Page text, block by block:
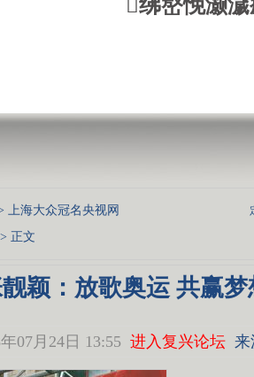
上海大众冠名央视网
> 正文
颖：放歌奥运 共赢梦
07月24日 13:55 进入复兴论坛来